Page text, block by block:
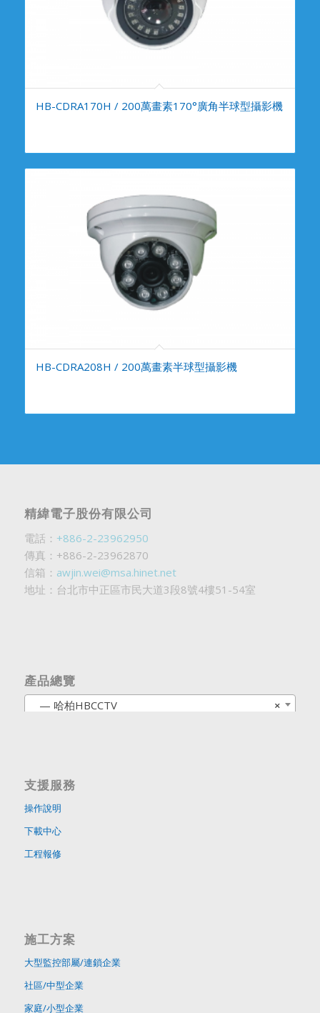
HB-CDRA170H / 200萬畫素170°廣角半球型攝影機
HB-CDRA208H / 200萬畫素半球型攝影機
精緯電子股份有限公司
電話： +886-2-23962950
傳真：+886-2-23962870
信箱： awjin.wei@msa.hinet.net
地址：台北市中正區市民大道3段8號4樓51-54室
產品總覽
×
— 哈柏HBCCTV
支援服務
操作說明
下載中心
工程報修
施工方案
大型監控部屬/連鎖企業
社區/中型企業
家庭/小型企業